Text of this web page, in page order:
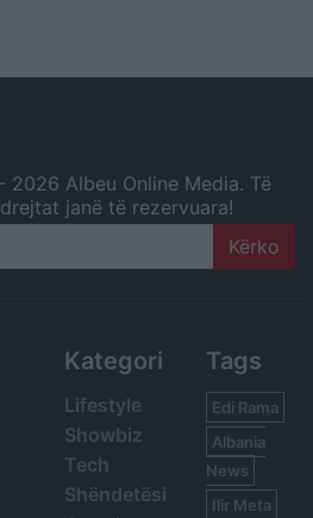
2026 Albeu Online Media. Të
janë të rezervuara!
Kategori
Lifestyle
Showbiz
Tech
Shëndetësi
Tags
Edi Rama
Albania
News
Ilir Meta